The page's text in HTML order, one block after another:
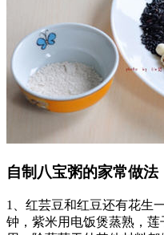
自制八宝粥的家常做法
1、红芸豆和红豆还有花生
钟，紫米用电饭煲蒸熟，